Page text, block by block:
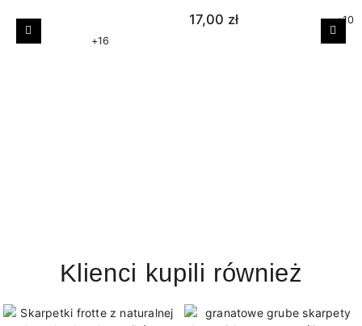
+16
17,00 zł +10
Poprzedni
Klienci kupili również